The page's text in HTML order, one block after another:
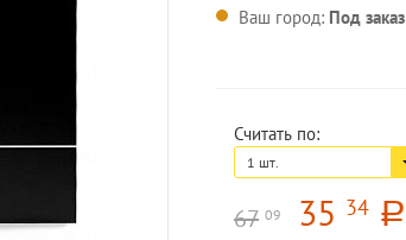
Ваш город: Под заказ
Считать по:
1 шт.
67 09 35 34 a